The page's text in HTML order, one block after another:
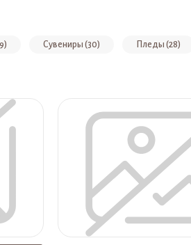
Сувениры (30) Пледы (28)
Платок пуховый, цвет черный (6)
ажурный, цвет серый (5)
Палантин пуховый, цвет экрю (5)
цвет бежевый/экрю (4) Палантин
цвет серый (4) Шапка женская,